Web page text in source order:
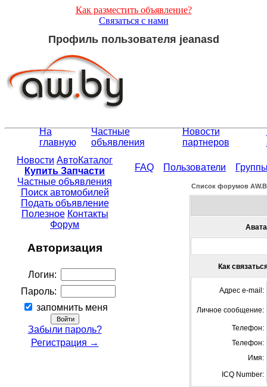
Как разместить объявление?
Связаться с нами
Профиль пользователя jeanasd
На
главную
Частные
объявления
Новости
партнеров
Новости АвтоКаталог
Купить Запчасти
Частные объявления
Поиск автомобилей
Подать объявление
Полезное Контакты
Форум
Авторизация
Логин:
Пароль:
запомнить меня
Забыли пароль?
Регистрация →
FAQ Пользователи
Список форумов
Как
Адрес e-mail:
Личное сообщение:
Телефон:
Телефон:
Имя:
ICQ Number: